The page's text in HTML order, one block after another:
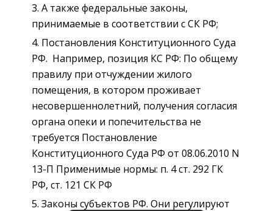
А также федеральные законы,
принимаемые в соответствии с СК РФ;
Постановления Конституционного Суда
РФ. Например, позиция КС РФ: По общему
правилу при отчуждении жилого
помещения, в котором проживает
несовершеннолетний, получения согласия
органа опеки и попечительства не
требуется Постановление
Конституционного Суда РФ от 08.06.2010 N
13-П Применимые нормы: п. 4 ст. 292 ГК
РФ, ст. 121 СК РФ
Законы субъектов РФ. Они регулируют